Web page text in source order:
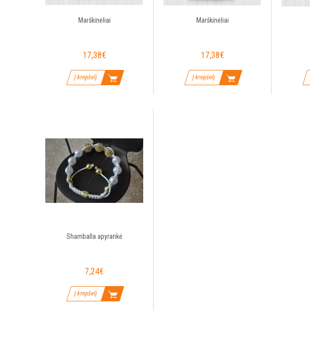
Marškinėliai
17,38€
Į krepšelį
Marškinėliai
17,38€
Į krepšelį
Shamballa apyrankė
7,24€
Į krepšelį